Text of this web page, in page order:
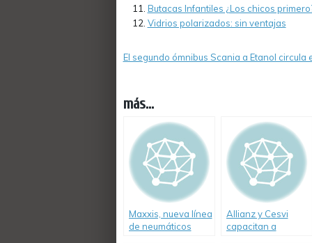
Butacas Infantiles ¿Los chicos
Vidrios polarizados: sin ventajas
El segundo ómnibus Scania a Etanol circula
más...
Maxxis, nueva línea
de neumáticos
Allianz y Cesvi
capacitan a